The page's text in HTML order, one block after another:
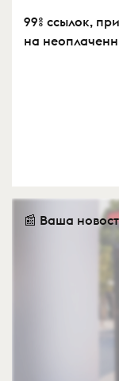
99% ссылок,
на
📰 Ваша